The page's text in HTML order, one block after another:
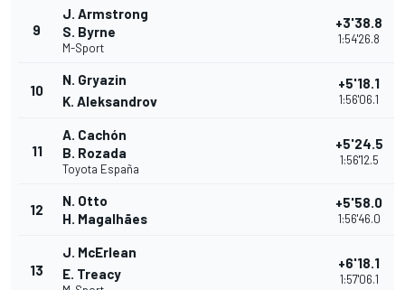
9
J. Armstrong
S. Byrne
M-Sport
+3'38.8
1:54'26.8
10
N. Gryazin
K. Aleksandrov
+5'18.1
1:56'06.1
11
A. Cachón
B. Rozada
Toyota España
+5'24.5
1:56'12.5
12
N. Otto
H. Magalhães
+5'58.0
1:56'46.0
13
J. McErlean
E. Treacy
+6'18.1
1:57'06.1